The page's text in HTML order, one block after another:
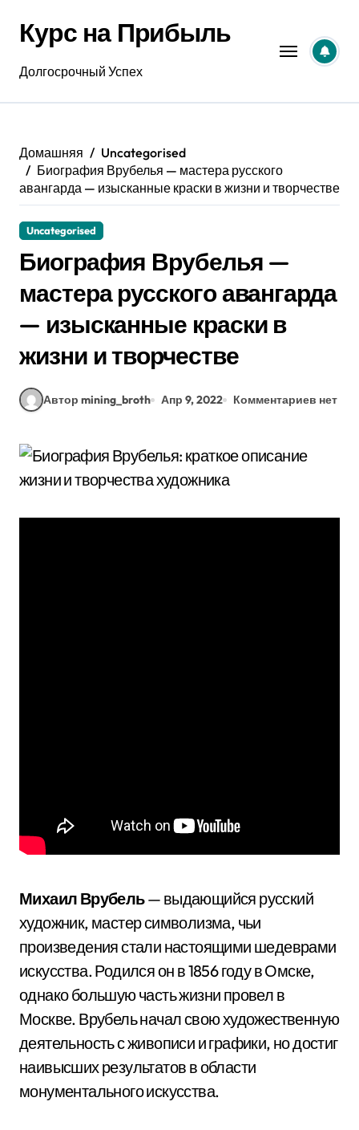
содержанию
Курс на Прибыль
Долгосрочный Успех
Домашняя
Uncategorised
Биография Врубелья — мастера русского
авангарда — изысканные краски в жизни и творчестве
Uncategorised
Биография Врубелья —
мастера русского авангарда
— изысканные краски в
жизни и творчестве
Автор mining_broth Апр 9, 2022 Комментариев нет
Михаил Врубель— выдающийся русский
художник, мастер символизма, чьи
произведения стали настоящими шедеврами
искусства. Родился он в 1856 году в Омске,
однако большую часть жизни провел в
Москве. Врубель начал свою художественную
деятельность с живописи и графики, но достиг
наивысших результатов в области
монументального искусства.